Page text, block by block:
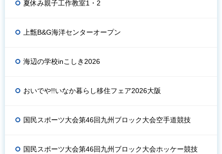
夏休み親子工作教室1・2
上甑B&G海洋センターオープン
海辺の学校inこしき2026
おいでや!!いなか暮らし移住フェア2026大阪
国民スポーツ大会第46回九州ブロック大会空手道競技
国民スポーツ大会第46回九州ブロック大会ホッケー競技